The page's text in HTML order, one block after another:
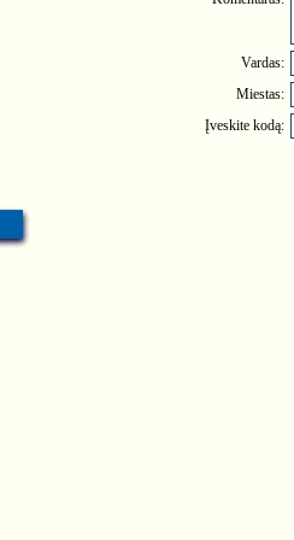
Vardas:
Miestas:
Įveskite kodą: